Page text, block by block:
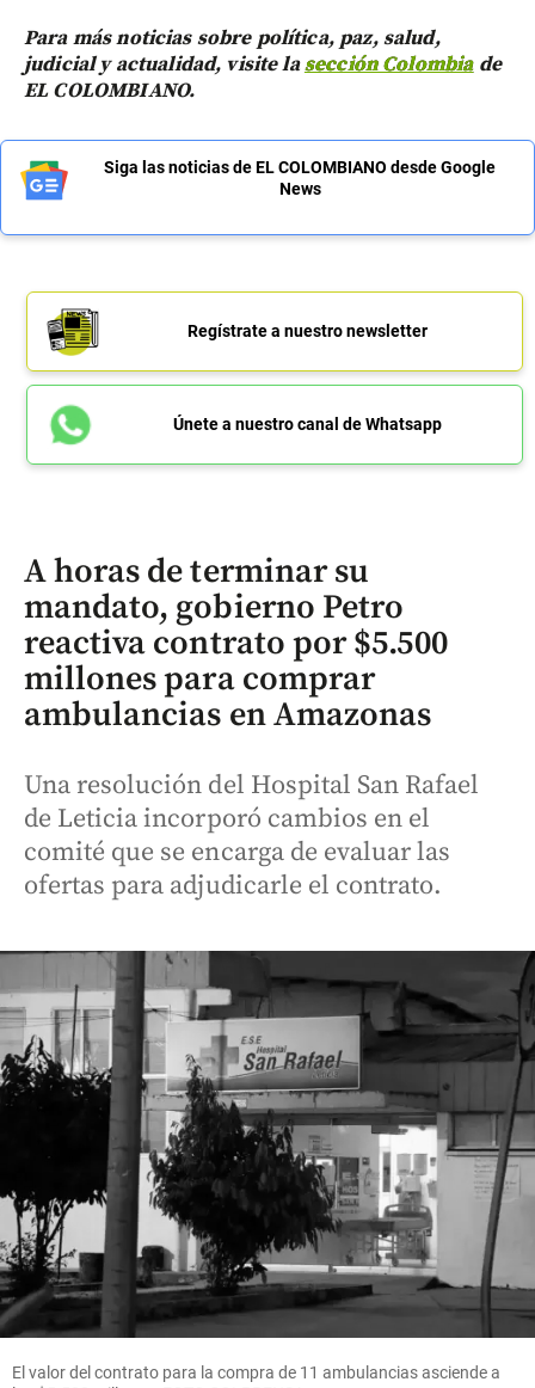
Para más noticias sobre política, paz, salud,
judicial y actualidad, visite lasección Colombiade
EL COLOMBIANO.
Siga las noticias de EL COLOMBIANO desde Google
News
Regístrate a nuestro newsletter
Únete a nuestro canal de Whatsapp
A horas de terminar su
mandato, gobierno Petro
reactiva contrato por $5.500
millones para comprar
ambulancias en Amazonas
Una resolución del Hospital San Rafael
de Leticia incorporó cambios en el
comité que se encarga de evaluar las
ofertas para adjudicarle el contrato.
El valor del contrato para la compra de 11 ambulancias asciende a